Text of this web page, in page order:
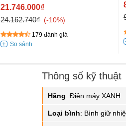
21.746.000₫
24.162.740₫
-10%
179 đánh giá
Thông số kỹ thuật
Hãng: Điện máy XANH
Loại bình: Bình giữ